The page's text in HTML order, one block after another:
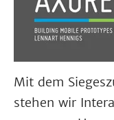
Mit dem
stehen wir